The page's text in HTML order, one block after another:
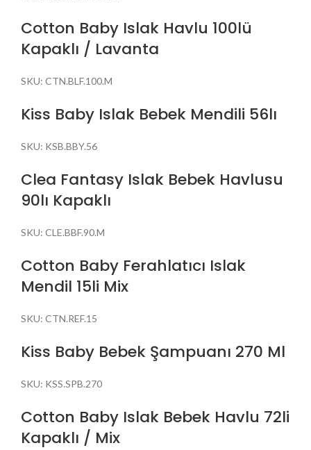
Cotton Baby Islak Havlu 100lü
Kapaklı / Lavanta
SKU: CTN.BLF.100.M
Kiss Baby Islak Bebek Mendili 56lı
SKU: KSB.BBY.56
Clea Fantasy Islak Bebek Havlusu
90lı Kapaklı
SKU: CLE.BBF.90.M
Cotton Baby Ferahlatıcı Islak
Mendil 15li Mix
SKU: CTN.REF.15
Kiss Baby Bebek Şampuanı 270 Ml
SKU: KSS.SPB.270
Cotton Baby Islak Bebek Havlu 72li
Kapaklı / Mix